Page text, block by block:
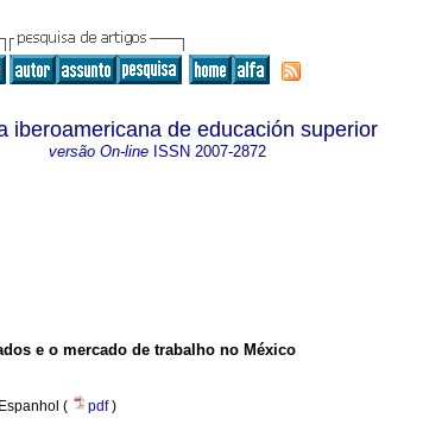
iberoamericana de educación superior
versão On-lineISSN 2007-2872
e o mercado de trabalho no México
Espanhol ( pdf)